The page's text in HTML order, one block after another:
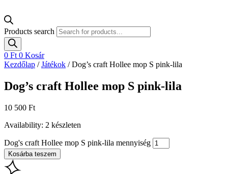
Products search
0 Ft 0 Kosár
Kezdőlap /Játékok / Dog’s craft Hollee mop S pink-lila
Dog’s craft Hollee mop S pink-lila
10 500 Ft
Availability: 2 készleten
Dog's craft Hollee mop S pink-lila mennyiség
Kosárba teszem